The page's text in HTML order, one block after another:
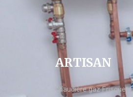
ARTISAN
chaudière gaz Frisquet